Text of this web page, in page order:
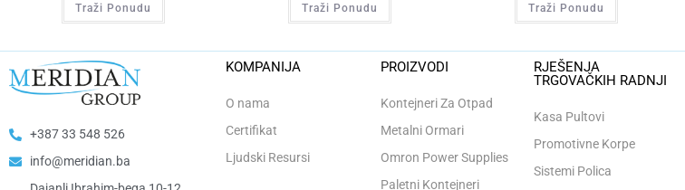
Traži Ponudu Traži Ponudu Traži Ponudu
+387 33 548 526
info@meridian.ba
KOMPANIJA
O nama
Certifikat
Ljudski Resursi
PROIZVODI
Kontejneri Za Otpad
Metalni Ormari
Omron Power Supplies
Paletni Kontejneri
RJEŠENJA
TRGOVAČKIH RADNJI
Kasa Pultovi
Promotivne Korpe
Sistemi Polica